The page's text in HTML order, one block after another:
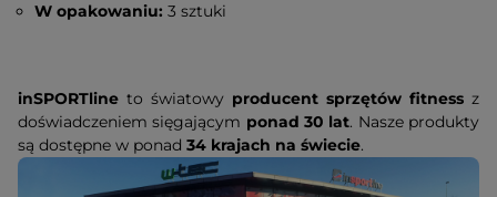
W opakowaniu:3 sztuki
inSPORTline to światowy producent sprzętów fitness z
doświadczeniem sięgającym ponad 30 lat. Nasze produkty
są dostępne w ponad 34 krajach na świecie.